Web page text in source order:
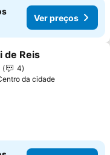
Ver preços
aos favoritos
de Reis
4
da cidade